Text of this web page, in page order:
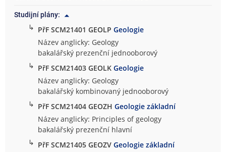
Studijní plány:
↳ PřF SCM21401 GEOLPGeologie
Název anglicky: Geology
bakalářský prezenční jednooborový
↳ PřF SCM21403 GEOLKGeologie
Název anglicky: Geology
bakalářský kombinovaný jednooborový
↳ PřF SCM21404 GEOZHGeologie základní
Název anglicky: Principles of geology
bakalářský prezenční hlavní
↳ PřF SCM21405 GEOZVGeologie základní